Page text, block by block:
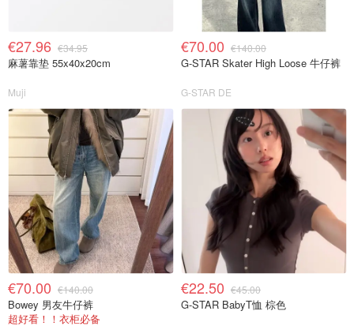
€27.96 €34.95
麻薯靠垫 55x40x20cm
Muji
€70.00 €140.00
G-STAR Skater High Loose 牛仔裤
G-STAR DE
€70.00 €140.00
Bowey 男友牛仔裤
超好看！！衣柜必备
€22.50 €45.00
G-STAR BabyT恤 棕色